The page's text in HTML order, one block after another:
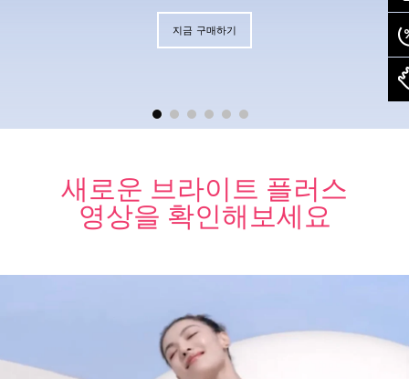
지금 구매하기
1.
세안
새로운 브라이트 플러스
영상을 확인해보세요